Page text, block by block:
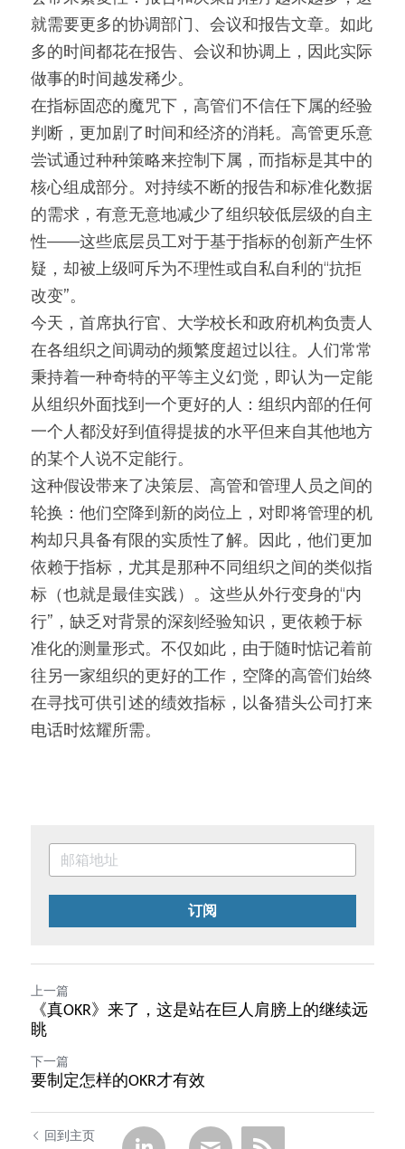
就需要更多的协调部门、会议和报告文章。如此
多的时间都花在报告、会议和协调上，因此实际
做事的时间越发稀少。
在指标固恋的魔咒下，高管们不信任下属的经验
判断，更加剧了时间和经济的消耗。高管更乐意
尝试通过种种策略来控制下属，而指标是其中的
核心组成部分。对持续不断的报告和标准化数据
的需求，有意无意地减少了组织较低层级的自主
性——这些底层员工对于基于指标的创新产生怀
疑，却被上级呵斥为不理性或自私自利的“抗拒
改变”。
今天，首席执行官、大学校长和政府机构负责人
在各组织之间调动的频繁度超过以往。人们常常
秉持着一种奇特的平等主义幻觉，即认为一定能
从组织外面找到一个更好的人：组织内部的任何
一个人都没好到值得提拔的水平但来自其他地方
的某个人说不定能行。
这种假设带来了决策层、高管和管理人员之间的
轮换：他们空降到新的岗位上，对即将管理的机
构却只具备有限的实质性了解。因此，他们更加
依赖于指标，尤其是那种不同组织之间的类似指
标（也就是最佳实践）。这些从外行变身的“内
行”，缺乏对背景的深刻经验知识，更依赖于标
准化的测量形式。不仅如此，由于随时惦记着前
往另一家组织的更好的工作，空降的高管们始终
在寻找可供引述的绩效指标，以备猎头公司打来
电话时炫耀所需。
订阅
上一篇
《真OKR》来了，这是站在巨人肩膀上的继续远
眺
下一篇
要制定怎样的OKR才有效
回到主页